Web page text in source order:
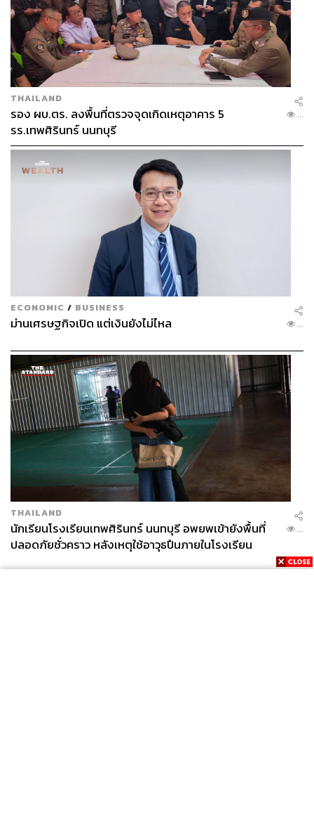
THAILAND
รอง ผบ.ตร. ลงพื้นที่ตรวจจุดเกิดเหตุอาคาร 5
รร.เทพศิรินทร์ นนทบุรี
...
ECONOMIC / BUSINESS
ม่านเศรษฐกิจเปิด แต่เงินยังไม่ไหล ...
THAILAND
นักเรียนโรงเรียนเทพศิรินทร์ นนทบุรี อพยพเข้ายังพื้นที่
ปลอดภัยชั่วคราว หลังเหตุใช้อาวุธปืนภายในโรงเรียน
...